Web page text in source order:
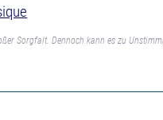
Sorgfalt. Dennoch kann es zu